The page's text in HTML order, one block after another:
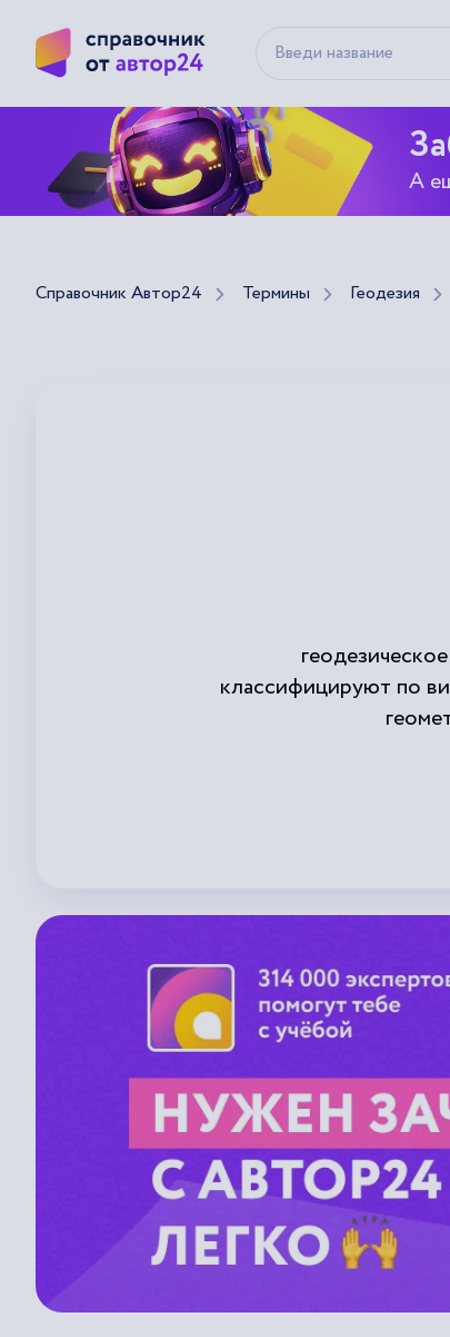
А
Справочник Автор24 Термины Геодезия
классифицируют по